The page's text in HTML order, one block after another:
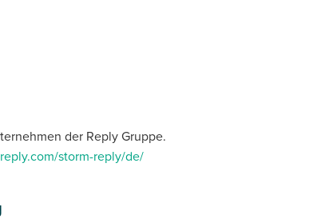
der Reply Gruppe.
storm-reply/de/